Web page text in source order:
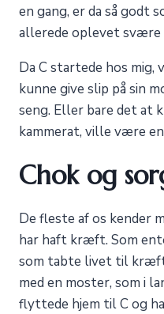
en gang, er da så godt
allerede oplevet svære
Da C startede hos
kunne give slip på sin
seng. Eller bare det at
kammerat, ville være
Chok og
De fleste af os kender
har haft kræft. Som
som tabte livet til
med en moster, som i
flyttede hjem til C og